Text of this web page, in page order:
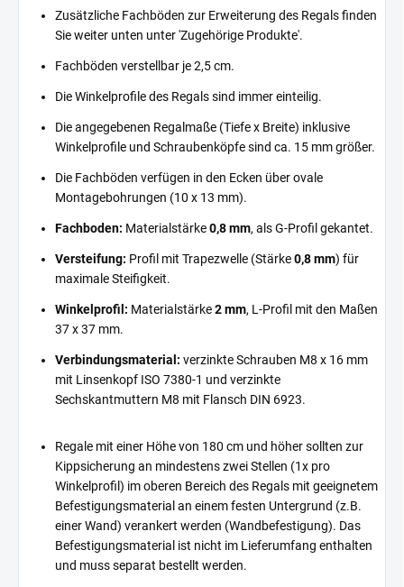
Zusätzliche Fachböden zur Erweiterung des Regals finden
Sie weiter unten unter 'Zugehörige Produkte'.
Fachböden verstellbar je 2,5 cm.
Die Winkelprofile des Regals sind immer einteilig.
Die angegebenen Regalmaße (Tiefe x Breite) inklusive
Winkelprofile und Schraubenköpfe sind ca. 15 mm größer.
Die Fachböden verfügen in den Ecken über ovale
Montagebohrungen (10 x 13 mm).
Fachboden: Materialstärke0,8 mm, als G-Profil gekantet.
Versteifung: Profil mit Trapezwelle (Stärke0,8 mm) für
maximale Steifigkeit.
Winkelprofil: Materialstärke2 mm, L-Profil mit den Maßen
37 x 37 mm.
Verbindungsmaterial: verzinkte Schrauben M8 x 16 mm
mit Linsenkopf ISO 7380-1 und verzinkte
Sechskantmuttern M8 mit Flansch DIN 6923.
Regale mit einer Höhe von 180 cm und höher sollten zur
Kippsicherung an mindestens zwei Stellen (1x pro
Winkelprofil) im oberen Bereich des Regals mit geeignetem
Befestigungsmaterial an einem festen Untergrund (z.B.
einer Wand) verankert werden (Wandbefestigung). Das
Befestigungsmaterial ist nicht im Lieferumfang enthalten
und muss separat bestellt werden.